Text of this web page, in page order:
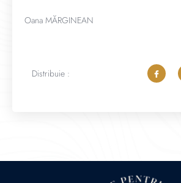
Oana MĂRGINEAN
Distribuie :